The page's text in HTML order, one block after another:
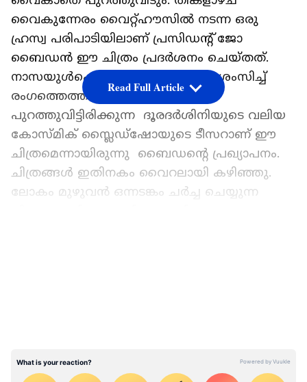
വൈകുന്നേരം വൈറ്റ്ഹൗസിൽ നടന്ന ഒരു
ഹ്രസ്വ പരിപാടിയിലാണ് പ്രസിഡന്റ് ജോ
ബൈഡൻ ഈ ചിത്രം പ്രദർശനം ചെയ്തത്.
നാസയുൾപ്പെടെ ഈ ചിത്രത്തെ പ്രശംസിച്ച്
രംഗത്തെത്തിയിട്ടുണ്ട് . ഇപ്പോൾ
പുറത്തുവിട്ടിരിക്കുന്ന ദൂരദർശിനിയുടെ വലിയ
കോസ്മിക് സ്ലൈഡ്ഷോയുടെ ടീസറാണ് ഈ
ചിത്രമെന്നായിരുന്നു ബൈഡന്റെ പ്രഖ്യാപനം.
ചിത്രങ്ങൾ ഇതിനകം വൈറലായി കഴിഞ്ഞു.
ലോകം മുഴുവൻ ഒന്നടങ്കം ചർച്ച ചെയ്യുന്ന
വർഷങ്ങളിൽ കൂടുതൽ ഡാറ്റ
Read Full Article